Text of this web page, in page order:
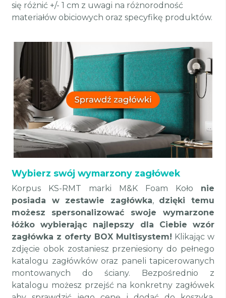
się różnić +/- 1 cm z uwagi na różnorodność
materiałów obiciowych oraz specyfikę produktów.
Wybierz swój wymarzony zagłówek
Korpus KS-RMT marki M&K Foam Koło nie
posiada w zestawie zagłówka, dzięki temu
możesz
spersonalizować swoje wymarzone
łóżko wybierając najlepszy dla Ciebie wzór
zagłówka z oferty BOX Multisystem! Klikając w
zdjęcie obok zostaniesz przeniesiony do pełnego
katalogu zagłówków oraz paneli tapicerowanych
montowanych do ściany. Bezpośrednio z
katalogu możesz przejść na konkretny zagłówek